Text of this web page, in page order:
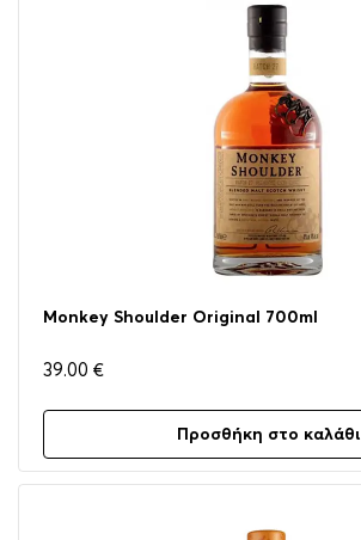
Monkey Shoulder Original 700ml
39.00 €
Προσθήκη στο καλάθι